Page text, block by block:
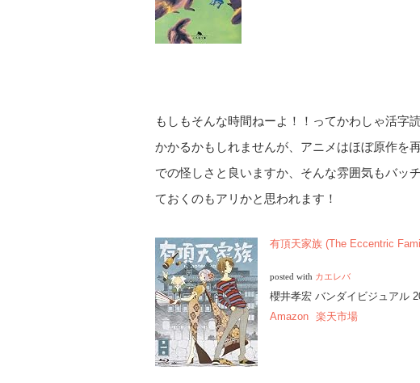
もしもそんな時間ねーよ！！ってかわしゃ活字
かかるかもしれませんが、アニメはほぼ原作を
での怪しさと良いますか、そんな雰囲気もバッ
ておくのもアリかと思われます！
有頂天家族 (The Eccentric
posted with カエレバ
櫻井孝宏 バンダイビジュアル
Amazon 楽天市場